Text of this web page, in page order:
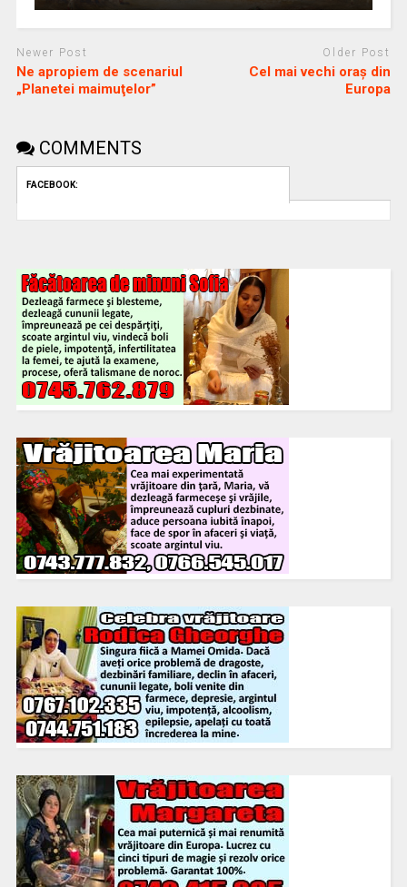
Newer Post
Ne apropiem de scenariul
„Planetei maimuţelor”
Older Post
Cel mai vechi oraş din
Europa
COMMENTS
FACEBOOK: